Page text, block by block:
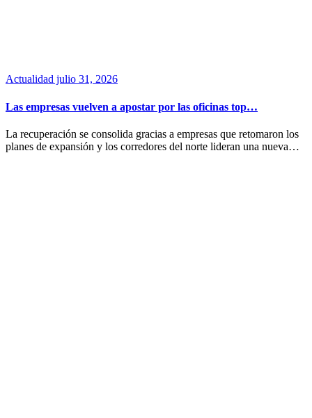
Actualidad julio 31, 2026
Las empresas vuelven a apostar por las oficinas top…
La recuperación se consolida gracias a empresas que retomaron los
planes de expansión y los corredores del norte lideran una nueva…